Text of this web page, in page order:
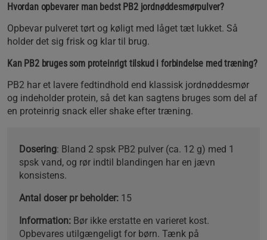
Hvordan opbevarer man bedst PB2 jordnøddesmørpulver?
Opbevar pulveret tørt og køligt med låget tæt lukket. Så
holder det sig frisk og klar til brug.
Kan PB2 bruges som proteinrigt tilskud i forbindelse med træning?
PB2 har et lavere fedtindhold end klassisk jordnøddesmør
og indeholder protein, så det kan sagtens bruges som del af
en proteinrig snack eller shake efter træning.
Dosering: Bland 2 spsk PB2 pulver (ca. 12 g) med 1
spsk vand, og rør indtil blandingen har en jævn
konsistens.
Antal doser pr beholder: 15
Information: Bør ikke erstatte en varieret kost.
Opbevares utilgængeligt for børn. Tænk på